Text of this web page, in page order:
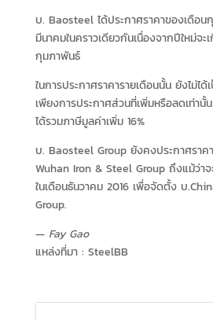
บ. Baosteel ได้ประกาศราคาของเดือน
มีนาคมในคราวเดียวกันเนื่องจากปีใหม่จะ
กุมภาพันธ์
ในการประกาศราคารายเดือนนั้น ยังไม่ไ
เพียงการประกาศส่วนที่เพิ่มหรือลดเท่านั้
ได้รวมภาษีมูลค่าเพิ่ม 16%
บ. Baosteel Group ยังคงประกาศราค
Wuhan Iron & Steel Group ถึงแม้ว่า
ในเดือนธันวาคม 2016 เพื่อจัดตั้ง บ
Group.
—Fay Gao
แหล่งที่มา : SteelBB